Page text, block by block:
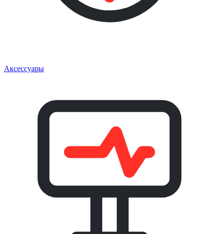
Аксессуары